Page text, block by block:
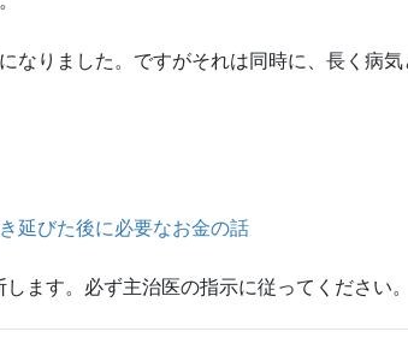
なりました。ですがそれは同時に、長く病気
延びた後に必要なお金の話
ます。必ず主治医の指示に従ってください。